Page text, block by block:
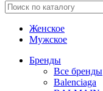
Женское
Мужское
Бренды
Все бренды
Balenciaga